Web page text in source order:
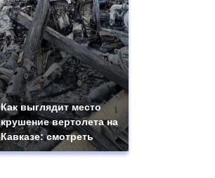
Как выглядит место
крушение вертолета на
Кавказе: смотреть